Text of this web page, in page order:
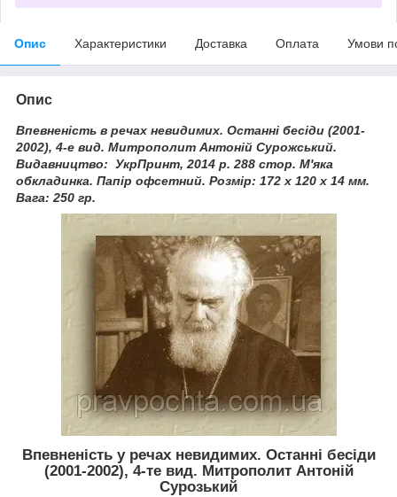
Опис Характеристики Доставка Оплата Умови
Опис
Впевненість в речах невидимих. Останні бесіди (2001-
2002), 4-е вид. Митрополит Антоній Сурожський.
Видавництво: УкрПринт, 2014 р. 288 стор. М'яка
обкладинка. Папір офсетний. Розмір: 172 x 120 x 14 мм.
Вага: 250 гр.
Впевненість у речах невидимих. Останні бесіди
(2001-2002), 4-те вид. Митрополит Антоній
Сурозький